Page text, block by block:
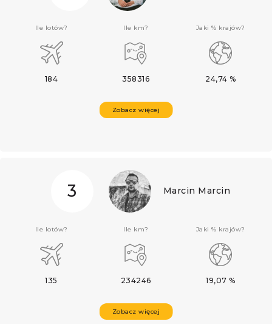
Zobacz więcej
Ile lotów?
184
Ile km?
358316
Jaki % krajów?
24,74 %
3 Marcin Marcin
Zobacz więcej
Ile lotów?
135
Ile km?
234246
Jaki % krajów?
19,07 %